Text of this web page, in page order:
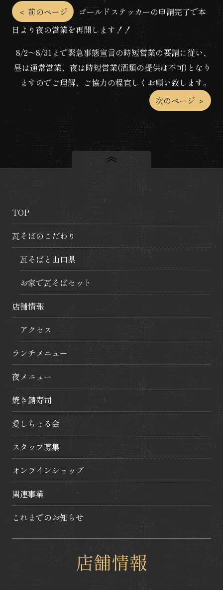
投
稿
ナ
ビ
シ
ョ
ン
＜ 前のページ
ゴールドステッカーの申請完了で本
日より夜の営業を再開します！！
8/2〜8/31まで緊急事態宣言の時短営業の要請に従い、
昼は通常営業、夜は時短営業(酒類の提供は不可)となり
ますのでご理解、ご協力の程宜しくお願い致します。
次のページ ＞
TOP
瓦そばのこだわり
瓦そばと山口県
お家で瓦そばセット
店舗情報
アクセス
ランチメニュー
夜メニュー
焼き鯖寿司
愛しちょる会
スタッフ募集
オンラインショップ
関連事業
これまでのお知らせ
店舗情報